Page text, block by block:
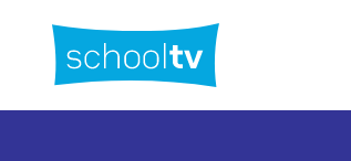
hoofdinhoud